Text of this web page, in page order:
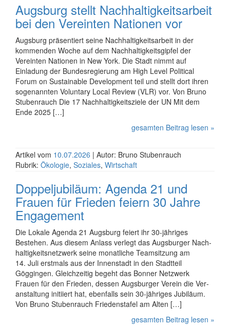
Augsburg stellt Nachhaltigkeits­arbeit
bei den Vereinten Nationen vor
Augsburg präsentiert seine Nachhaltig­keits­arbeit in der
kommenden Woche auf dem Nach­haltig­keits­gipfel der
Vereinten Nationen in New York. Die Stadt nimmt auf
Einladung der Bundes­regierung am High Level Political
Forum on Sustain­able Develop­ment teil und stellt dort ihren
soge­nannten Voluntary Local Review (VLR) vor. Von Bruno
Stubenrauch Die 17 Nachhaltigkeitsziele der UN Mit dem
Ende 2025 […]
gesamten Beitrag lesen »
Artikel vom 10.07.2026 | Autor: Bruno Stubenrauch
Rubrik: Ökologie, Soziales, Wirtschaft
Doppeljubiläum: Agenda 21 und
Frauen für Frieden feiern 30 Jahre
Engagement
Die Lokale Agenda 21 Augsburg feiert ihr 30-jähriges
Bestehen. Aus diesem Anlass verlegt das Augsburger Nach­
haltig­keits­netzwerk seine monatliche Team­sitzung am
14. Juli erstmals aus der Innenstadt in den Stadtteil
Göggingen. Gleich­zeitig begeht das Bonner Netzwerk
Frauen für den Frieden, dessen Augsburger Verein die Ver­
an­staltung initiiert hat, ebenfalls sein 30-jähriges Jubiläum.
Von Bruno Stubenrauch Friedenstafel am Alten […]
gesamten Beitrag lesen »